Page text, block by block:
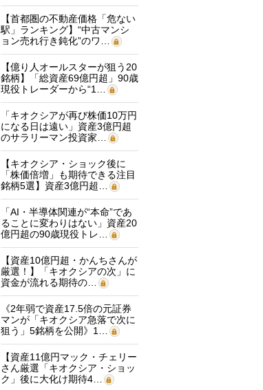
【首都圏の不動産価格「危ない
駅」ランキング】“中古マンシ
ョン売れ行き鈍化”のワ…
【億り人オールスターが狙う20
銘柄】「総資産69億円超」90歳
現役トレーダーから“1…
「キオクシアが再び株価10万円
になる日は遠い」資産3億円超
のサラリーマン投資家…
【キオクシア・ショック後に
「株価倍増」も期待できる注目
銘柄5選】資産3億円超…
「AI・半導体関連が“本命”であ
ることに変わりはない」資産20
億円超の90歳現役トレ…
【資産10億円超・かんちさんが
厳選！】「キオクシアの次」に
資金が流れる期待の…
《2年弱で資産17.5倍の元証券
マンが「キオクシア急落で次に
狙う」5銘柄を公開》1…
【資産11億円マック・チェリー
さん厳選「キオクシア・ショッ
ク」後に大化け期待4…